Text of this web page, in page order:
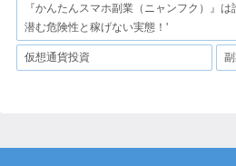
『かんたんスマホ副業（ニャンフク）』
潜む危険性と稼げない実態！'
仮想通貨投資